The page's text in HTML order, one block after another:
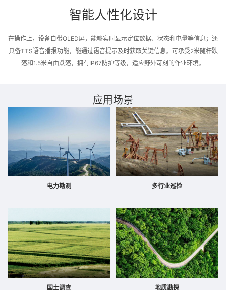
智能人性化设计
在操作上，设备自带OLED屏，能够实时显示定位数据、状态和电量等信息；还
具备TTS语音播报功能，能通过语音提示及时获取关键信息。可承受2米随杆跌
落和1.5米自由跌落，拥有IP67防护等级，适应野外苛刻的作业环境。
应用场景
电力勘测 多行业巡检
国土调查 地质勘探